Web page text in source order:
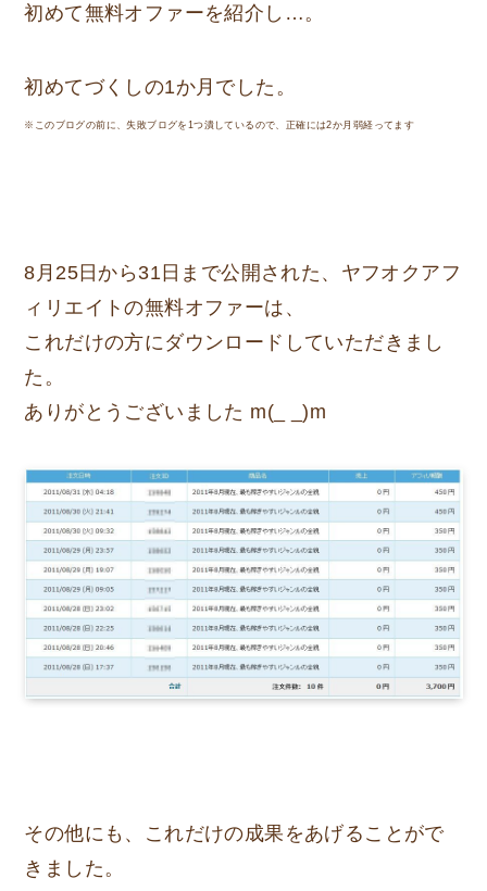
初めて無料オファーを紹介し…。
初めてづくしの1か月 でした。
※このブログの前に、失敗ブログを1つ潰しているので、正確には2か月弱経ってます
8月25日から31日まで公開された、ヤフオクアフ
ィリエイトの無料オファーは、
これだけの方にダウンロードしていただきまし
た。
ありがとうございました m(_ _)m
その他にも、これだけの成果をあげることがで
きました。